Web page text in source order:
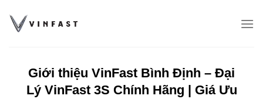
đến
Giới thiệu VinFast Bình Định – Đại
Lý VinFast 3S Chính Hãng | Giá Ưu